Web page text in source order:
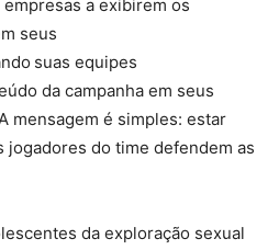
a exibirem os
seus
suas equipes
da campanha em seus
mensagem é simples: estar
jogadores do time defendem as
da exploração sexual